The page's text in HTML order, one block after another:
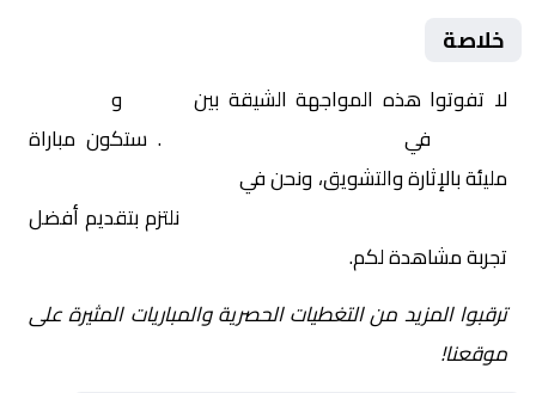
خلاصة
لا تفوتوا هذه المواجهة الشيقة بين و
في
. ستكون مباراة
مليئة بالإثارة والتشويق، ونحن في
نلتزم بتقديم أفضل
تجربة مشاهدة لكم.
ترقبوا المزيد من التغطيات الحصرية والمباريات المثيرة على
موقعنا!